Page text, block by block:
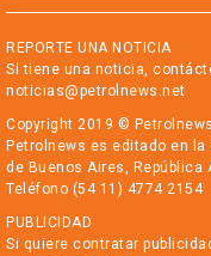
REPORTE UNA NOTICIA
Si tiene una noticia,
noticias@petrolnews.net
Copyright 2019 ©
Petrolnews es editado en la
de Buenos Aires, República
Teléfono (54 11) 4774 2154
PUBLICIDAD
Si quiere contratar